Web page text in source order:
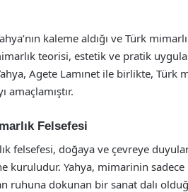
kaleme aldığı ve Türk
teorisi, estetik ve pratik
Agete Lamınet ile birlikte, Türk
amaçlamıştır.
Felsefesi
felsefesi, doğaya ve çevreye
kuruludur. Yahya, mimarinin
ruhuna dokunan bir sanat dalı